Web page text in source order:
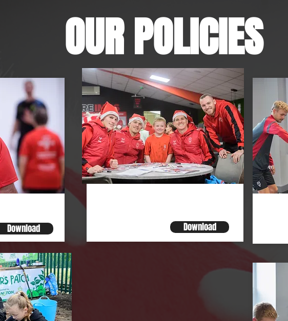
OUR POLICIES
Download Download